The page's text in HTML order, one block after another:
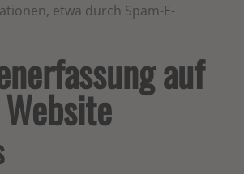
etwa durch Spam-E-
auf